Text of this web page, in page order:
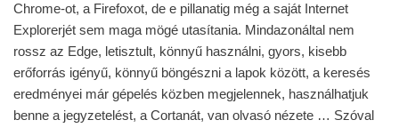
Chrome-ot, a Firefoxot, de e pillanatig még a saját Internet
Explorerjét sem maga mögé utasítania. Mindazonáltal nem
rossz az Edge, letisztult, könnyű használni, gyors, kisebb
erőforrás igényű, könnyű böngészni a lapok között, a keresés
eredményei már gépelés közben megjelennek, használhatjuk
benne a jegyzetelést, a Cortanát, van olvasó nézete … Szóval